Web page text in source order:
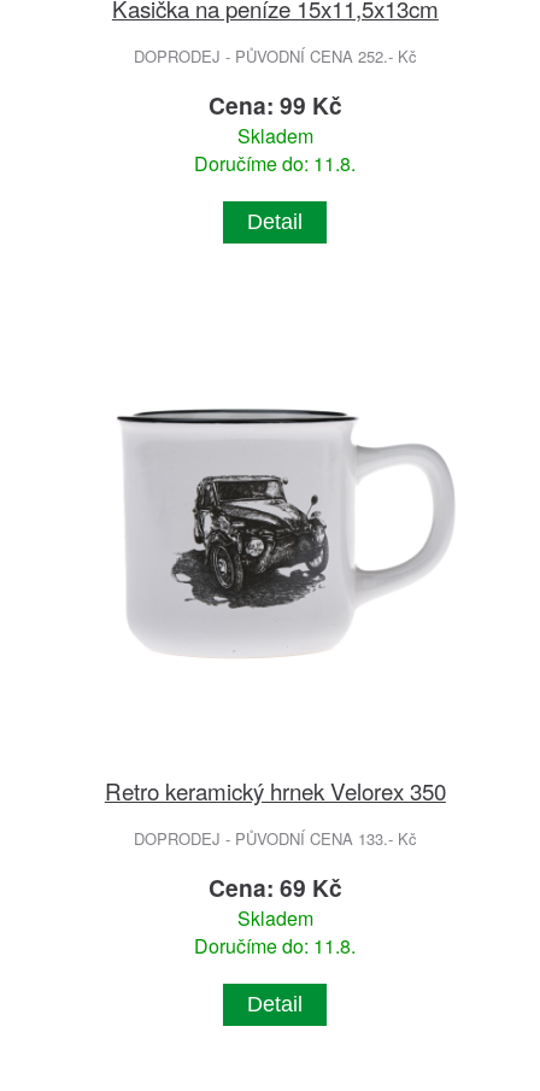
Kasička na peníze 15x11,5x13cm
DOPRODEJ - PŮVODNÍ CENA 252.- Kč
Cena: 99 Kč
Skladem
Doručíme do: 11.8.
Detail
Retro keramický hrnek Velorex 350
DOPRODEJ - PŮVODNÍ CENA 133.- Kč
Cena: 69 Kč
Skladem
Doručíme do: 11.8.
Detail